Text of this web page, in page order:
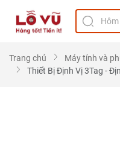
Trang chủ Máy tính và
Thiết Bị Định Vị 3Tag -